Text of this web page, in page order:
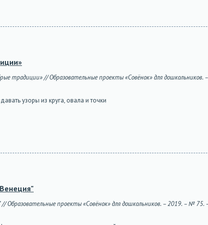
традиции» // Образовательные проекты «Совёнок» для дошкольников.
узоры из круга, овала и точки
проекты «Совёнок» для дошкольников. – 2019. – № 75.